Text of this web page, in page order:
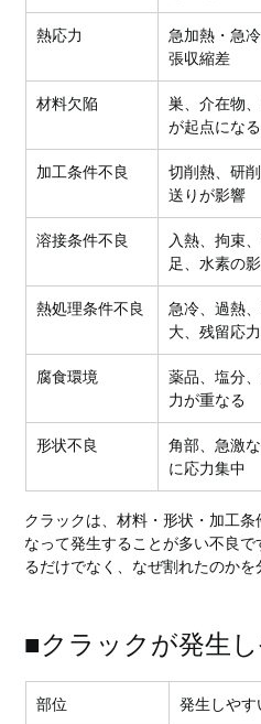
熱応力
急加熱・急
張収縮差
材料欠陥
巣、介在物
が起点になる
加工条件不良
切削熱、研
送りが影響
溶接条件不良
入熱、拘束
足、水素の
熱処理条件不良
急冷、過熱
大、残留応力
腐食環境
薬品、塩分
力が重なる
形状不良
角部、急激
に応力集中
クラックは、材料・形状・加工
なって発生することが多い不良
るだけでなく、なぜ割れたのかを
■クラックが発生
部位 発生しやす